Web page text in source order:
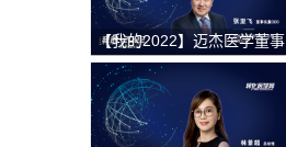
【我的2022】迈杰医学董事
长兼首席执行官张亚飞：数
智化赋能商业模式转型，为
客户提供更优质的伴随诊断
整体解决方案